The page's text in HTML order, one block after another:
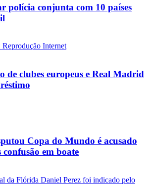
polícia conjunta com 10 países
clubes europeus e Real Madrid
Copa do Mundo é acusado
confusão em boate